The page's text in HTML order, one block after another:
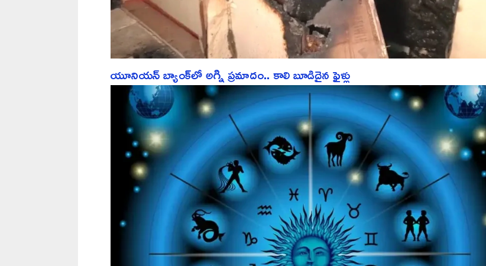
యూనియన్ బ్యాంక్‌లో అగ్ని ప్రమాదం.. కాలి బూడిదైన ఫైళ్లు